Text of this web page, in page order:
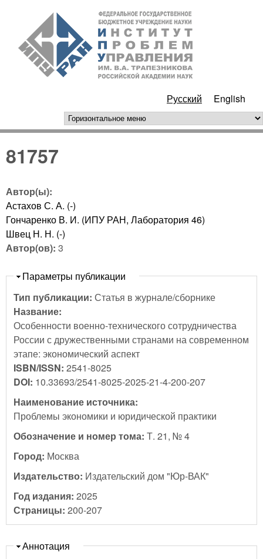
Перейти к основному
содержанию
РАН
Русский English
горизонтальное меню
81757
Автор(ы):
Астахов С. А. (-)
Гончаренко В. И. (ИПУ РАН, Лаборатория 46)
Швец Н. Н. (-)
Автор(ов): 3
Скрыть
Параметры публикации
Тип публикации: Статья в журнале/сборнике
Название:
Особенности военно-технического сотрудничества
России с дружественными странами на современном
этапе: экономический аспект
ISBN/ISSN: 2541-8025
DOI: 10.33693/2541-8025-2025-21-4-200-207
Наименование источника:
Проблемы экономики и юридической практики
Обозначение и номер тома: Т. 21, № 4
Город: Москва
Издательство: Издательский дом "Юр-ВАК"
Год издания: 2025
Страницы: 200-207
Скрыть
Аннотация